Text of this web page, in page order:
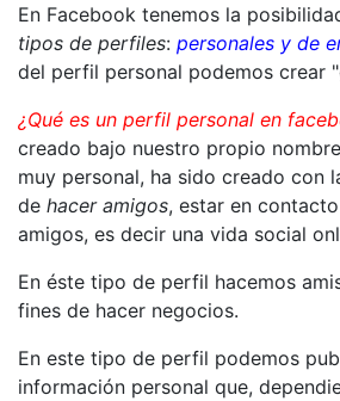
En Facebook tenemos la
tipos de perfiles: personales y de
del perfil personal podemos crear
¿Qué es un perfil personal en
creado bajo nuestro propio
muy personal, ha sido creado con
de hacer amigos, estar en
amigos, es decir una vida social
En éste tipo de perfil hacemos
fines de hacer negocios.
En este tipo de perfil podemos
información personal que,